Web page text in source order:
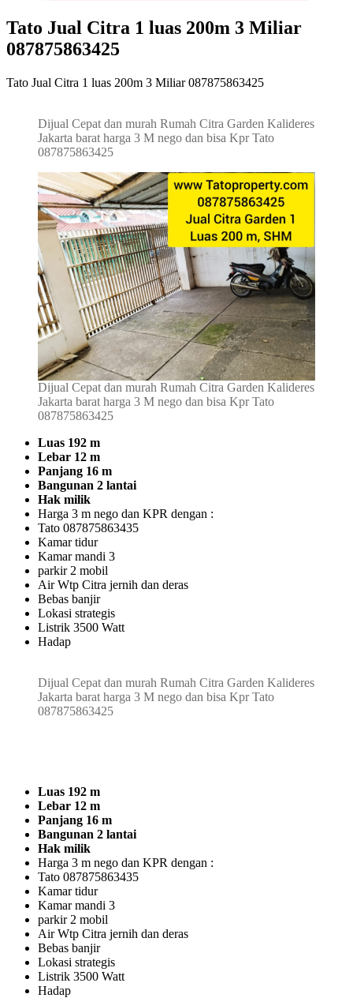
200m
3
Tato Jual Citra 1 luas 200m 3 Miliar
087875863425
Tato Jual Citra 1 luas 200m 3 Miliar 087875863425
Dijual Cepat dan murah Rumah Citra Garden Kalideres
Jakarta barat harga 3 M nego dan bisa Kpr Tato
087875863425
Dijual Cepat dan murah Rumah Citra Garden Kalideres
Jakarta barat harga 3 M nego dan bisa Kpr Tato
087875863425
Luas 192 m
Lebar 12 m
Panjang 16 m
Bangunan 2 lantai
Hak milik
Harga 3 m nego dan KPR dengan :
Tato 087875863435
Kamar tidur
Kamar mandi 3
parkir 2 mobil
Air Wtp Citra jernih dan deras
Bebas banjir
Lokasi strategis
Listrik 3500 Watt
Hadap
Dijual Cepat dan murah Rumah Citra Garden Kalideres
Jakarta barat harga 3 M nego dan bisa Kpr Tato
087875863425
Luas 192 m
Lebar 12 m
Panjang 16 m
Bangunan 2 lantai
Hak milik
Harga 3 m nego dan KPR dengan :
Tato 087875863435
Kamar tidur
Kamar mandi 3
parkir 2 mobil
Air Wtp Citra jernih dan deras
Bebas banjir
Lokasi strategis
Listrik 3500 Watt
Hadap